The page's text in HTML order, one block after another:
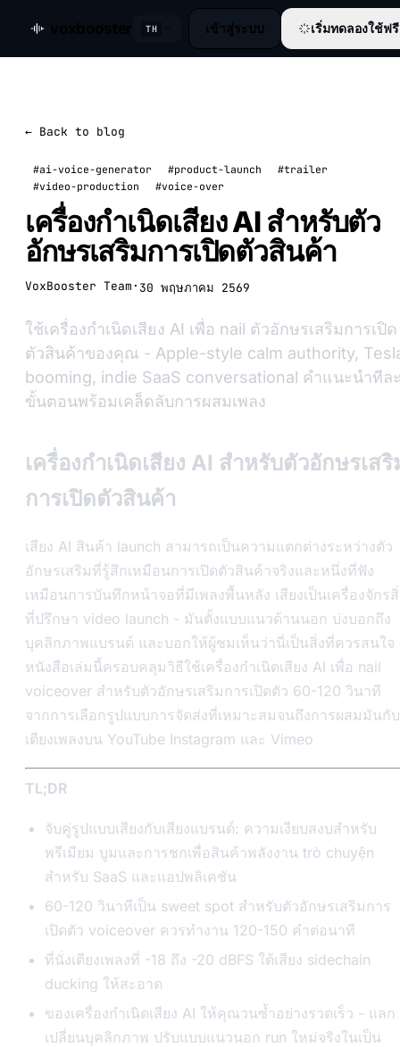
TH เข้าสู่ระบบ เริ่มทดลองใช้ฟรี
← Back to blog
#ai-voice-generator #product-launch
#trailer
#video-production
#voice-over
เครื่องกำเนิดเสียง AI สำหรับตัว
อักษรเสริมการเปิดตัวสินค้า
VoxBooster Team · 30 พฤษภาคม 2569
ใช้เครื่องกำเนิดเสียง AI เพื่อ nail ตัวอักษรเสริมการเปิด
ตัวสินค้าของคุณ - Apple-style calm authority,
booming, indie SaaS conversational คำแนะนำทีล
ขั้นตอนพร้อมเคล็ดลับการผสมเพลง
เครื่องกำเนิดเสียง AI สำหรับตัวอักษรเสริ
การเปิดตัวสินค้า
เสียง AI สินค้า launch สามารถเป็นความแตกต่างระหว่างตัว
อักษรเสริมที่รู้สึกเหมือนการเปิดตัวสินค้าจริงและหนึ่งที่ฟัง
เหมือนการบันทึกหน้าจอที่มีเพลงพื้นหลัง เสียงเป็นเครื่องจักร
ที่ปรึกษา video launch - มันตั้งแบบแนวด้านนอก บ่งบอกถึง
บุคลิกภาพแบรนด์ และบอกให้ผู้ชมเห็นว่านี่เป็นสิ่งที่ควรสนใจ
หนังสือเล่มนี้ครอบคลุมวิธีใช้เครื่องกำเนิดเสียง AI เพื่อ nail
voiceover สำหรับตัวอักษรเสริมการเปิดตัว 60-120 วินาที
จากการเลือกรูปแบบการจัดส่งที่เหมาะสมจนถึงการผสมมันกับ
เตียงเพลงบน YouTube Instagram และ Vimeo
TL;DR
จับคู่รูปแบบเสียงกับเสียงแบรนด์: ความเงียบสงบสำหรับ
พรีเมียม บูมและการชกเพื่อสินค้าพลังงาน trò chuyện
สำหรับ SaaS และแอปพลิเคชัน
60-120 วินาทีเป็น sweet spot สำหรับตัวอักษรเสริมการ
เปิดตัว voiceover ควรทำงาน 120-150 คำต่อนาที
ที่นั่งเตียงเพลงที่ -18 ถึง -20 dBFS ใต้เสียง sidechain
ducking ให้สะอาด
ของเครื่องกำเนิดเสียง AI ให้คุณวนซ้ำอย่างรวดเร็ว - แลก
เปลี่ยนบุคลิกภาพ ปรับแบบแนวนอก run ใหม่จริงในเป็น